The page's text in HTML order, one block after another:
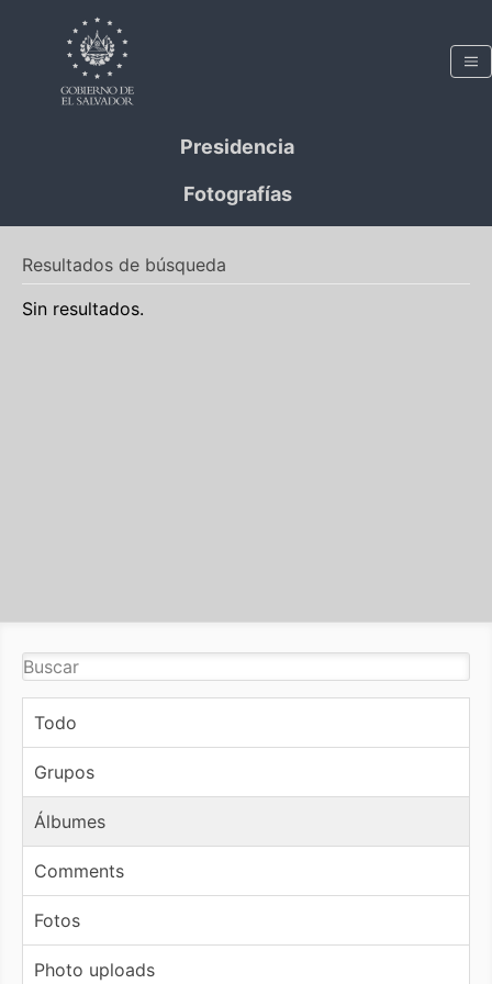
Presidencia
Fotografías
Resultados de búsqueda
Sin resultados.
Todo
Grupos
Álbumes
Comments
Fotos
Photo uploads